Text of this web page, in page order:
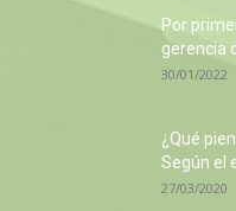
Por
gerencia
30/01/2022
¿Qué
Según el
27/03/2020